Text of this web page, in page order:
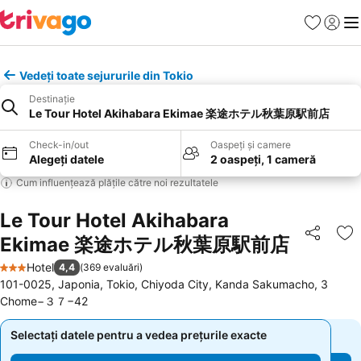
Favorite
Vedeți toate sejururile din Tokio
Destinație
Le Tour Hotel Akihabara Ekimae 楽途ホテル秋葉原駅前店
Check-in/out
Alegeți datele
Oaspeți și camere
2 oaspeți, 1 cameră
Cum influențează plățile către noi rezultatele
Le Tour Hotel Akihabara
Ekimae 楽途ホテル秋葉原駅前店
Distribuiți
3 Stele
Hotel 4,4 (369 evaluări)
101-0025, Japonia, Tokio, Chiyoda City, Kanda Sakumacho, 3
Chome−３７−42
Selectați datele pentru a vedea prețurile exacte
Selectați datele pentru a vedea prețurile exacte